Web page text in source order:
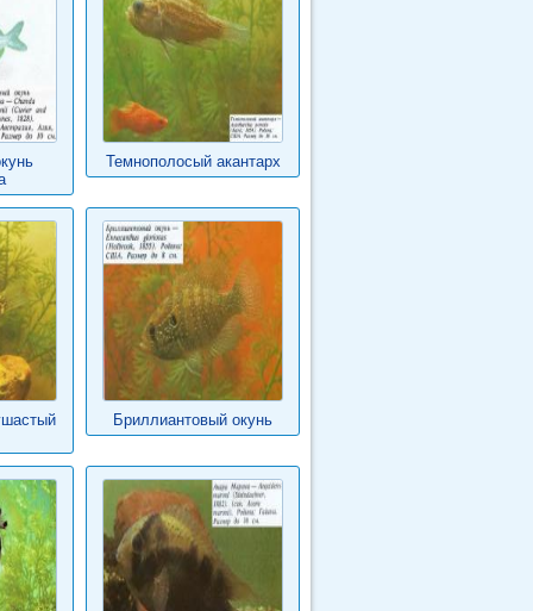
Темнополосый акантарх
Бриллиантовый окунь